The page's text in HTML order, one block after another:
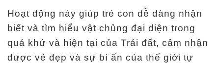
Hoạt động này giúp trẻ con dễ dàng nhận
biết và tìm hiểu vật chủng đại diện trong
quá khứ và hiện tại của Trái đất, cảm nhận
được vẻ đẹp và sự bí ẩn của thế giới tự